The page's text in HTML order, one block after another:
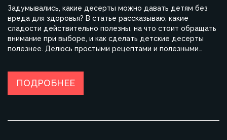
Задумывались, какие десерты можно давать детям без
вреда для здоровья? В статье рассказываю, какие
сладости действительно полезны, на что стоит обращать
внимание при выборе, и как сделать детские десерты
полезнее. Делюсь простыми рецептами и полезными
него.
ПОДРОБНЕЕ